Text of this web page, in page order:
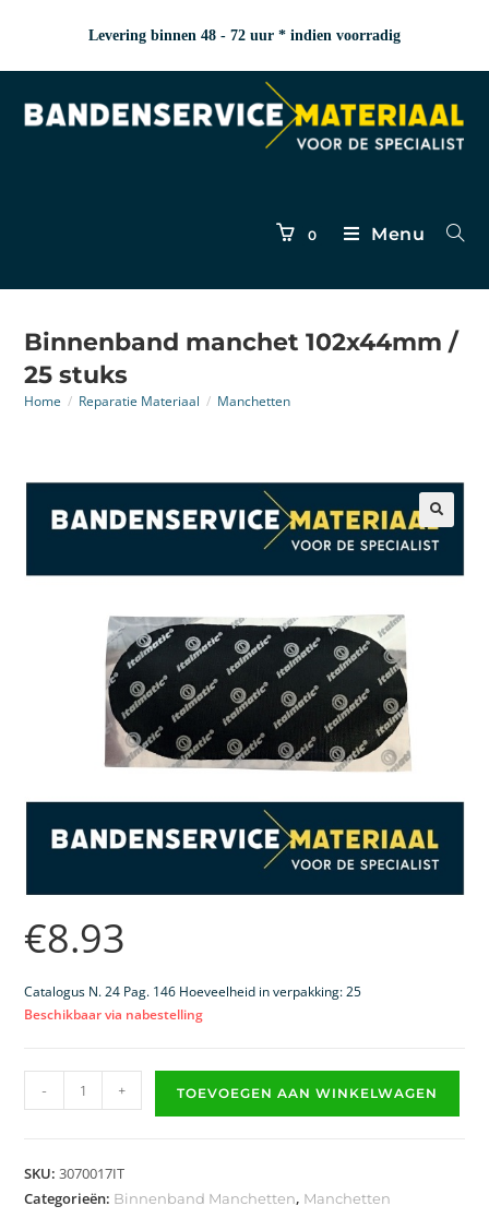
Levering binnen 48 - 72 uur * indien voorradig
0 Menu
Binnenband manchet 102x44mm /
25 stuks
Home / Reparatie Materiaal / Manchetten
🔍
€8.93
Catalogus N. 24 Pag. 146 Hoeveelheid in verpakking: 25
Beschikbaar via nabestelling
- + TOEVOEGEN AAN WINKELWAGEN
SKU:3070017IT
Categorieën: Binnenband Manchetten, Manchetten